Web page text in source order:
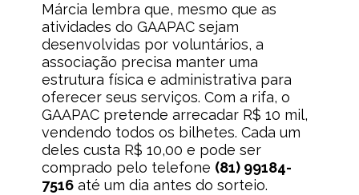
Márcia lembra que, mesmo que as
atividades do GAAPAC sejam
desenvolvidas por voluntários, a
associação precisa manter uma
estrutura física e administrativa para
oferecer seus serviços. Com a rifa, o
GAAPAC pretende arrecadar R$ 10 mil,
vendendo todos os bilhetes. Cada um
deles custa R$ 10,00 e pode ser
comprado pelo telefone (81) 99184-
7516 até um dia antes do sorteio.